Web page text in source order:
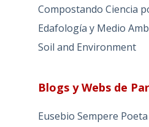
Compostando Ciencia
Edafología y Medio
Soil and Environment
Blogs y Webs de
Eusebio Sempere